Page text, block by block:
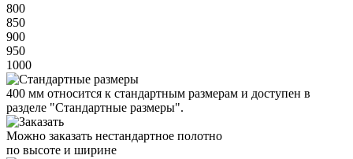
800
850
900
950
1000
400 мм относится к стандартным размерам и доступен в
разделе "Стандартные размеры".
Можно заказать нестандартное полотно
по высоте и ширине